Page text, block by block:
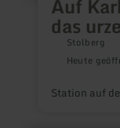
Auf
das
Stolberg
Heute
Station auf